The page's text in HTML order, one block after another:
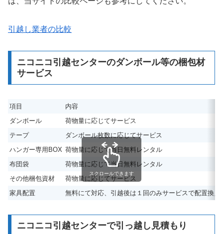
引越し業者の比較
ニコニコ引越センターのダンボール等の梱包材
サービス
項目
内容
ダンボール
荷物量に応じてサービス
テープ
ダンボール枚数に応じてサービス
ハンガー専用BOX 荷物量に応じて当日無料レンタル
布団袋
荷物量に応じて当日無料レンタル
その他梱包資材
荷物量に応じてサービス
家具配置
無料にて対応、引越後は１回のみサービスで配置換え
スクロールできます
ニコニコ引越センターで引っ越し見積もり